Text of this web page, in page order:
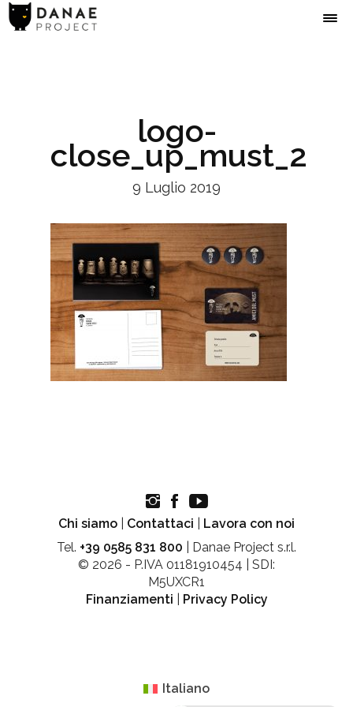
logo-
close_up_must_2
9 Luglio 2019
Chi siamo Contattaci
Lavora con noi
Tel. +39 0585 831 800 | Danae Project s.r.l.
© 2026 - P.IVA 01181910454 | SDI:
M5UXCR1
Finanziamenti
Privacy Policy
Italiano